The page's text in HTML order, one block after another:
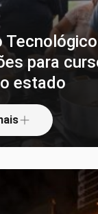
para
estado